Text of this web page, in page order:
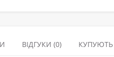
ВІДГУКИ (0)